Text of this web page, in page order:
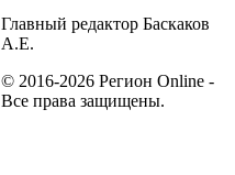
Главный редактор Баскаков
А.Е.
© 2016-2026 Регион Online -
Все права защищены.